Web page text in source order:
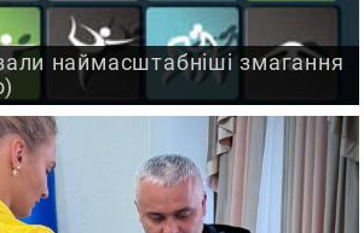
наймасштабніші змагання